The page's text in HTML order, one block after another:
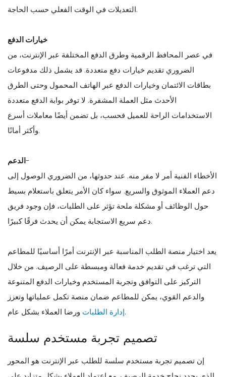
التعديلات في الوقت الفعلي حسب الحاجة.
خيارات الدفع
في عصر المحافظ الرقمية وطرق الدفع المختلفة عبر الإنترنت، من
الضروري تقديم خيارات دفع متعددة. قد يشمل ذلك مدفوعات
بطاقات الائتمان وخيارات الدفع عبر الهاتف المحمول وحتى الطرق
الأحدث مثل العملة المشفرة. لا توفر بوابة الدفع متعددة
الاستخدامات الراحة للعميل فحسب، بل تضمن أيضًا معاملات أسرع
وأكثر أمانًا.
الدعم-
الأخطاء الفنية أمر لا مفر منه. عند حدوثها، من الضروري الوصول إلى
دعم العملاء الموثوق والسريع. سواء كان الأمر يتعلق باستعلام بسيط
حول الوظائف أو مشكلة ملحة تؤثر على الطلبات، فإن وجود فريق
دعم سريع الاستجابة يمكن أن يحدث فرقًا كبيرًا.
يعد اختيار منصة الطلب المناسبة عبر الإنترنت أمرًا أساسيًا للمطاعم
التي ترغب في تقديم خدمة فعالة ومبسطة على الرصيف. من خلال
التركيز على التوافق وتجربة المستخدم وخيارات الدفع المتنوعة
والدعم القوي، يمكن للمطاعم ضمان منصة تكمل عملياتها وتعزز
إدارة الطلباتورضا العملاء بشكل عام.
تصميم تجربة مستخدم سلسة
إن تصميم تجربة مستخدم سلسة للطلب عبر الإنترنت هو المحور